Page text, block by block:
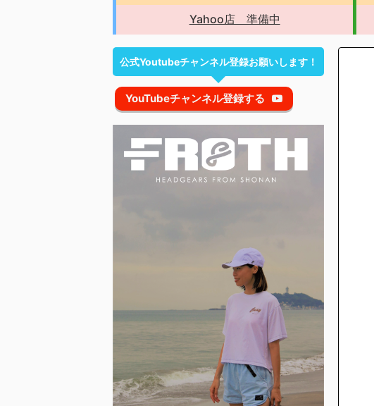
Yahoo店 準備中
公式Youtubeチャンネル登録お願いします！
YouTubeチャンネル登録する